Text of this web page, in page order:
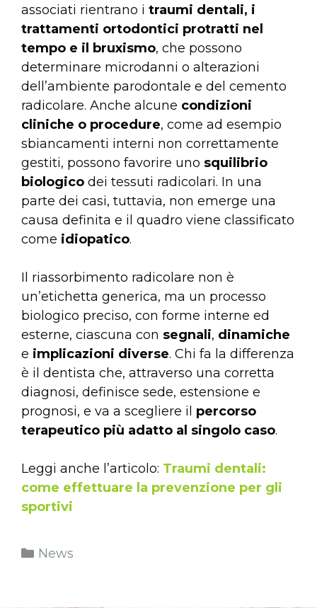
associati rientrano i traumi dentali, i
trattamenti ortodontici protratti nel
tempo e il bruxismo, che possono
determinare microdanni o alterazioni
dell’ambiente parodontale e del cemento
radicolare. Anche alcune condizioni
cliniche o procedure, come ad esempio
sbiancamenti interni non correttamente
gestiti, possono favorire uno squilibrio
biologico dei tessuti radicolari. In una
parte dei casi, tuttavia, non emerge una
causa definita e il quadro viene classificato
come idiopatico.
Il riassorbimento radicolare non è
un’etichetta generica, ma un processo
biologico preciso, con forme interne ed
esterne, ciascuna con segnali, dinamiche
e implicazioni diverse. Chi fa la differenza
è il dentista che, attraverso una corretta
diagnosi, definisce sede, estensione e
prognosi, e va a scegliere il percorso
terapeutico più adatto al singolo caso.
Leggi anche l’articolo: Traumi dentali:
come effettuare la prevenzione per gli
sportivi
News